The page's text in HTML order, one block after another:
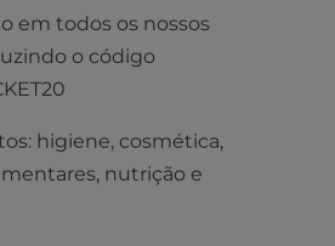
em todos os nossos
o código
higiene, cosmética,
nutrição e